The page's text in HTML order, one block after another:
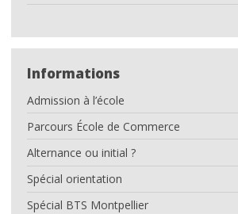
Informations
Admission à l’école
Parcours École de Commerce
Alternance ou initial ?
Spécial orientation
Spécial BTS Montpellier